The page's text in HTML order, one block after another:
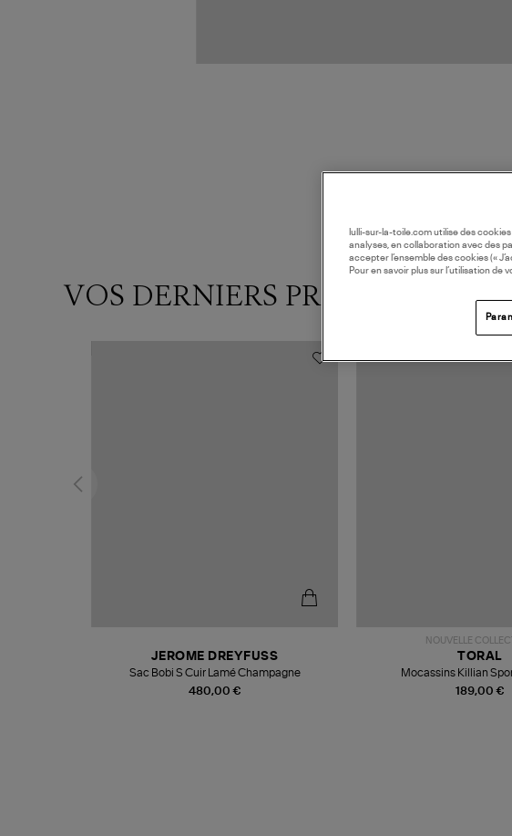
VOS DERNIERS PRODUITS VUS
480,00 €
JEROME DREYFUSS
Sac Bobi S Cuir Lamé Champagne
NOUVELLE
189,00 €
TORAL
Mocassins Killian
lulli-sur-la-toile.com utilise des
analyses, en collaboration avec des
accepter l’ensemble des cookies («
Pour en savoir plus sur l’utilisation de